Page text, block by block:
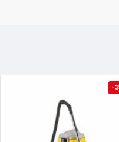
-